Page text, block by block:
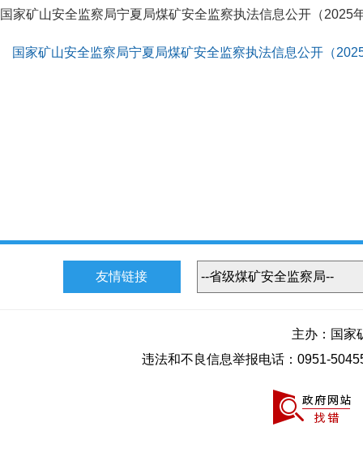
国家矿山安全监察局宁夏局煤矿安全监察执法信息公开（2025
国家矿山安全监察局宁夏局煤矿安全监察执法信息公开（
友情链接
主办：国家
违法和不良信息举报电话：0951-